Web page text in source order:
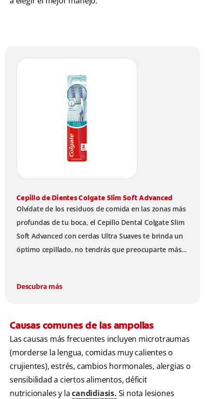
Cepillo de Dientes Colgate Slim Soft Advanced
Olvídate de los residuos de comida en las zonas más
profundas de tu boca, el Cepillo Dental Colgate Slim
Soft Advanced con cerdas Ultra Suaves te brinda un
óptimo cepillado, no tendrás que preocuparte más
Descubra más
Causas comunes de las ampollas
Las causas más frecuentes incluyen microtraumas
(morderse la lengua, comidas muy calientes o
crujientes), estrés, cambios hormonales, alergias o
sensibilidad a ciertos alimentos, déficit
nutricionales y lacandidiasis. Si nota lesiones